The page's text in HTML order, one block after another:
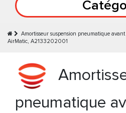
Amortisseur suspension pneumatique
AirMatic, A2133202001
pneumatique